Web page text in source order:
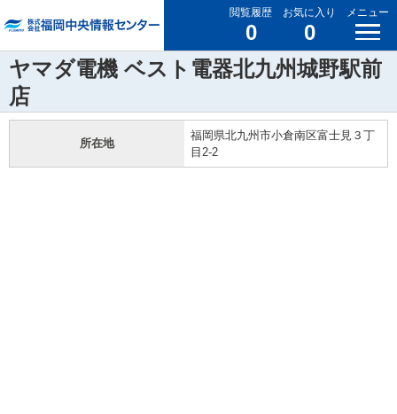
閲覧履歴
0
お気に入り
0
メニュー
ヤマダ電機 ベスト電器北九州城野駅前
店
所在地
福岡県北九州市小倉南区富士見３丁
目2-2